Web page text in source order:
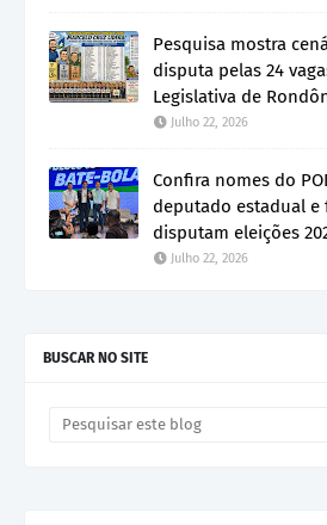
Pesquisa mostra
disputa pelas 24
Legislativa de
Julho 22, 2026
Confira nomes do
deputado estadual e
disputam eleições
Julho 22, 2026
BUSCAR NO SITE